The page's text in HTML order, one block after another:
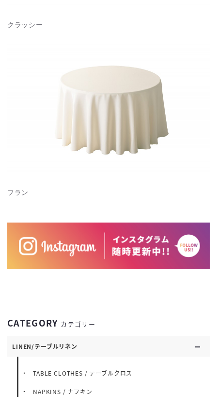
CATEGORY カテゴリー
LINEN/テーブルリネン
TABLE CLOTHES / テーブルクロス
NAPKINS / ナフキン
クラッシー
フラン